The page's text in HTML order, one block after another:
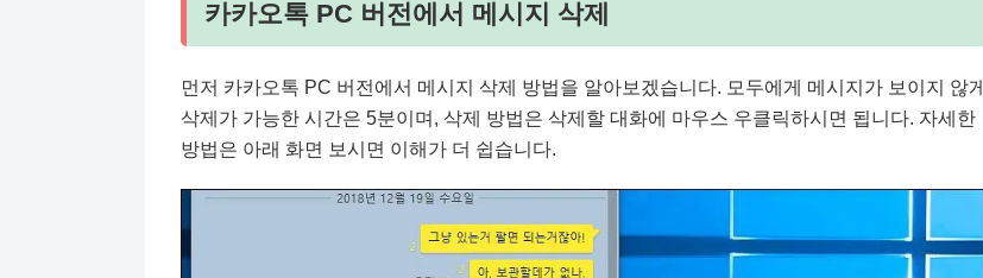
카카오톡 PC 버전에서 메시지 삭제
먼저 카카오톡 PC 버전에서 메시지 삭제 방법을 알아보겠습니다. 모두에게 메시지가 보이지 않게
삭제가 가능한 시간은 5분이며, 삭제 방법은 삭제할 대화에 마우스 우클릭하시면 됩니다. 자세한
방법은 아래 화면 보시면 이해가 더 쉽습니다.